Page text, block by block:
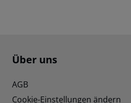
Footer navigation
Über uns
AGB
Cookie-Einstellungen ändern